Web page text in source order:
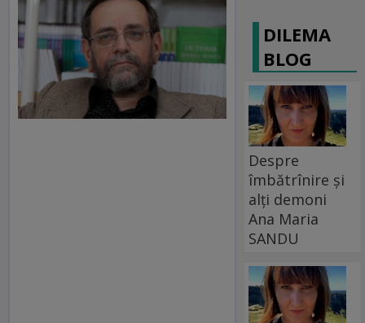
DILEMA
BLOG
Despre
îmbătrînire și
alți demoni
Ana Maria
SANDU